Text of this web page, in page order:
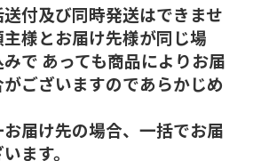
付及び同時発送はできませ
様とお届け先様が同じ場
で あっても商品によりお届
ございますのであらかじめ
届け先の場合、一括でお届
ます。